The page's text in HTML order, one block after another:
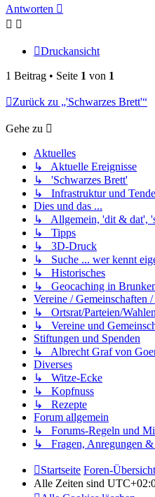
Antworten
Druckansicht
1 Beitrag • Seite 1 von 1
Zurück zu „'Schwarzes Brett'“
Gehe zu
Aktuelles
↳ Aktuelle Ereignisse
↳ 'Schwarzes Brett'
↳ Infrastruktur und
Dies und das ...
↳ Allgemein, 'dit & dat',
↳ Tipps
↳ 3D-Druck
↳ Suche ... wer kennt
↳ Historisches
↳ Geocaching in
Vereine / Gemeinschaften /
↳ Ortsrat/Parteien/Wahlen
↳ Vereine und
Stiftungen und Spenden
↳ Albrecht Graf von
Diverses
↳ Witze-Ecke
↳ Kopfnuss
↳ Rezepte
Forum allgemein
↳ Forums-Regeln und
↳ Fragen, Anregungen &
Startseite Foren-Übersicht
Alle Zeiten sind